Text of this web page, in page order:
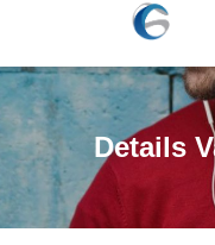
Details